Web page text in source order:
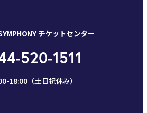
チケットセンター
520-1511
18:00（土日祝休み）